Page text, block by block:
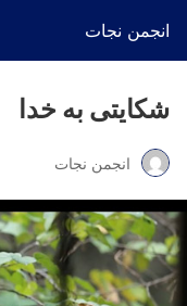
انجمن نجات
شکایتی به خدا
انجمن نجات